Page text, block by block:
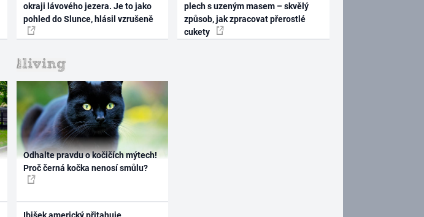
okraji lávového jezera. Je to jako
pohled do Slunce, hlásil vzrušeně
plech s uzeným masem – skvělý
způsob, jak zpracovat přerostlé
cukety
Odhalte pravdu o kočičích mýtech!
Proč černá kočka nenosí smůlu?